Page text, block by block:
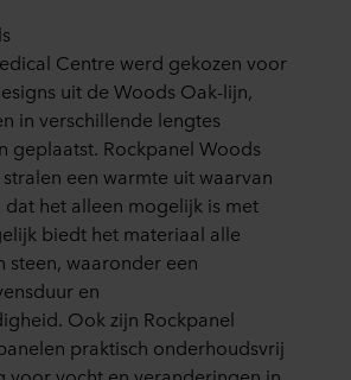
Centre werd gekozen voor
uit de Woods Oak-lijn,
in verschillende lengtes
geplaatst. Rockpanel Woods
stralen een warmte uit waarvan
dat het alleen mogelijk is met
biedt het materiaal alle
steen, waaronder een
ensduur en
. Ook zijn Rockpanel
praktisch onderhoudsvrij
voor vocht en veranderingen in